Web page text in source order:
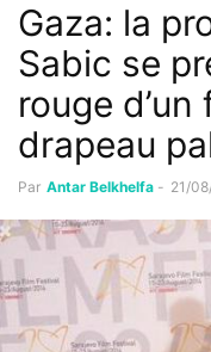
Gaza: la
Sabic se
rouge d’un
drapeau
Par Antar Belkhelfa - 21/